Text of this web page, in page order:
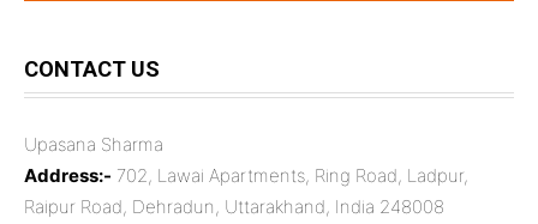
CONTACT US
Upasana Sharma
Address:- 702, Lawai Apartments, Ring Road, Ladpur,
Raipur Road, Dehradun, Uttarakhand, India 248008